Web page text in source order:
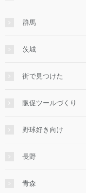
群馬
茨城
街で見つけた
販促ツールづくり
野球好き向け
長野
青森